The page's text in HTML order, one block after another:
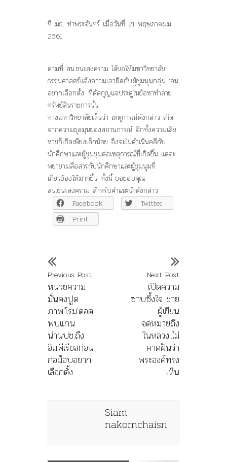
ที่ มธ. ท่าพระจันทร์ เมื่อวันที่ 21 พฤษภาคมม
2561
ตามที่ สน.ชนะสงคราม ได้ขอให้มหาวิทยาลัย
ธรรมศาสตร์แจ้งความเอาผิดกับผู้ชุมนุมกลุ่ม ‘คน
อยากเลือกตั้ง’ ที่ตัดกุญแจประตูในข้อหาทำลาย
ทรัพย์สินราชการนั้น
ทางมหาวิทยาลัยเห็นว่า เหตุการณ์ดังกล่าว เกิด
จากความชุลมุนของสถานการณ์ อีกทั้งความเสีย
หายก็เกิดเพียงเล็กน้อย จึงจะไม่ดำเนินคดีกับ
นักศึกษาและผู้ชุมชุมต่อเหตุการณ์ที่เกิดขึ้น แต่จะ
พยายามสื่อสารกับนักศึกษาและผู้ชุมนุมที่
เกี่ยวข้องให้มากขึ้น ทั้งนี้ ขอขอบคุณ
สน.ชนะสงคราม สำหรับคำแนะนำดังกล่าว
Facebook
Twitter
Print
Previous Post
หน่วยความ
มั่นคงปูด
ภาพ'โรม'ดอด
พบแกน
นำนปช.ถึง
อิมพีเรียลก่อน
ก่อม็อบอยาก
เลือกตั้ง
Next Post
เปิดความ
ซาบซึ้งใจ ชาย
ผู้เขียน
จดหมายถึง
ในหลวง..ไม่
คาดฝันว่า
พระองค์ทรง
เห็น
Siam
nakornchaisri